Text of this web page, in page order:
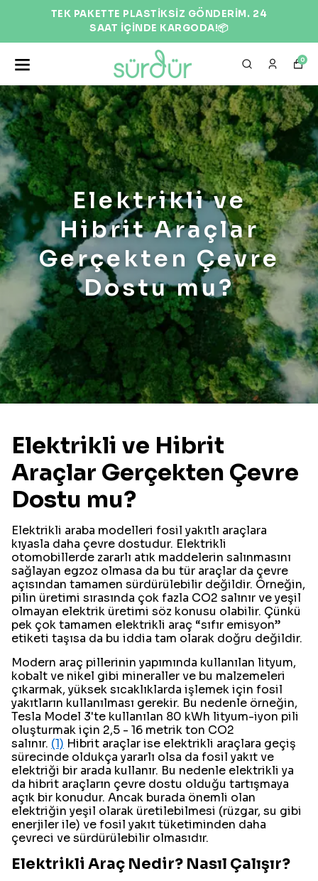
TEK PAKETTE PLASTİKSİZ GÖNDERİM. 24
SAAT İÇİNDE KARGODA!📦
0
Elektrikli ve
Hibrit Araçlar
Gerçekten Çevre
Dostu mu?
Elektrikli ve Hibrit
Araçlar Gerçekten Çevre
Dostu mu?
Elektrikli araba modelleri fosil yakıtlı araçlara
kıyasla daha çevre dostudur. Elektrikli
otomobillerde zararlı atık maddelerin salınmasını
sağlayan egzoz olmasa da bu tür araçlar da çevre
açısından tamamen sürdürülebilir değildir. Örneğin,
pilin üretimi sırasında çok fazla CO2 salınır ve yeşil
olmayan elektrik üretimi söz konusu olabilir. Çünkü
pek çok tamamen elektrikli araç “sıfır emisyon”
etiketi taşısa da bu iddia tam olarak doğru değildir.
Modern araç pillerinin yapımında kullanılan lityum,
kobalt ve nikel gibi mineraller ve bu malzemeleri
çıkarmak, yüksek sıcaklıklarda işlemek için fosil
yakıtların kullanılması gerekir. Bu nedenle örneğin,
Tesla Model 3'te kullanılan 80 kWh lityum-iyon pili
oluşturmak için 2,5 - 16 metrik ton CO2
salınır. (1) Hibrit araçlar ise elektrikli araçlara geçiş
sürecinde oldukça yararlı olsa da fosil yakıt ve
elektriği bir arada kullanır. Bu nedenle elektrikli ya
da hibrit araçların çevre dostu olduğu tartışmaya
açık bir konudur. Ancak burada önemli olan
elektriğin yeşil olarak üretilebilmesi (rüzgar, su gibi
enerjiler ile) ve fosil yakıt tüketiminden daha
çevreci ve sürdürülebilir olmasıdır.
Elektrikli Araç Nedir? Nasıl Çalışır?